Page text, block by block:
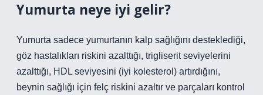
Yumurta neye iyi gelir?
Yumurta sadece yumurtanın kalp sağlığını desteklediği,
göz hastalıkları riskini azalttığı, trigliserit seviyelerini
azalttığı, HDL seviyesini (iyi kolesterol) artırdığını,
beynin sağlığı için felç riskini azaltır ve parçaları kontrol